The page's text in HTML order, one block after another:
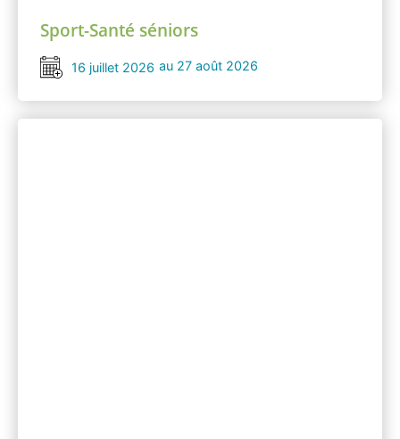
Sport-Santé séniors
16 juillet 2026 au 27 août 2026